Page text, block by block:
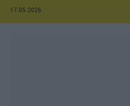
17.05.2026